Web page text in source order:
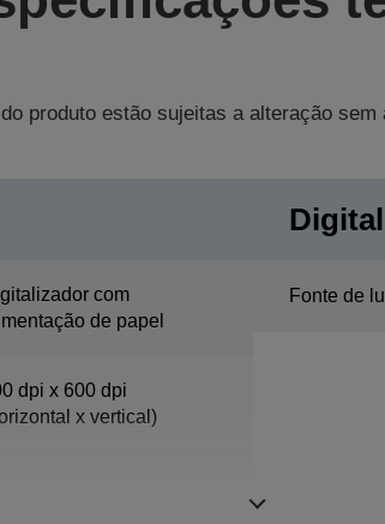
produto estão sujeitas a alteração sem
com
de papel
dpi x 600 dpi
x vertical)
Fonte de